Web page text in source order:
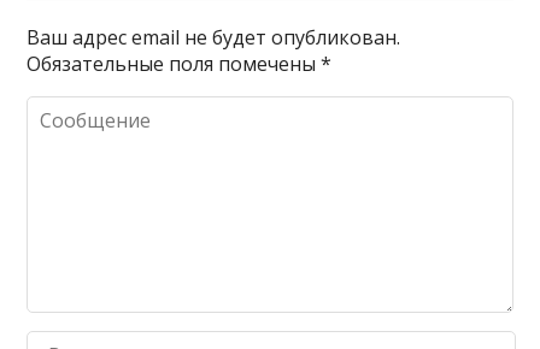
Ваш адрес email не будет опубликован.
Обязательные поля помечены*